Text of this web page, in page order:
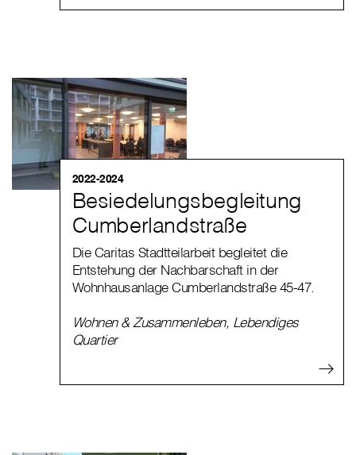
2022-2024
Besiedelungsbegleitung
Cumberlandstraße
Die Caritas Stadtteilarbeit begleitet die
Entstehung der Nachbarschaft in der
Wohnhausanlage Cumberlandstraße 45-47.
Wohnen & Zusammenleben, Lebendiges
Quartier